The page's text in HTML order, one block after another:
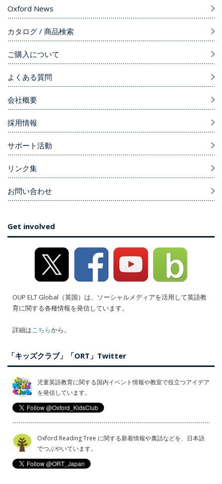
Oxford News
カタログ / 商品検索
ご購入について
よくある質問
会社概要
採用情報
サポート活動
リンク集
お問い合わせ
Get involved
OUP ELT Global（英国）は、ソーシャルメディアを活用して英語教
育に関する各種情報を発信しています。
詳細は こちらから。
「キッズクラブ」「ORT」Twitter
児童英語教育に関する国内イベント情報や教室で役立つアイデア
を発信しています。
Oxford Reading Tree に関する新着情報や裏話などを、日本語
でつぶやいています。